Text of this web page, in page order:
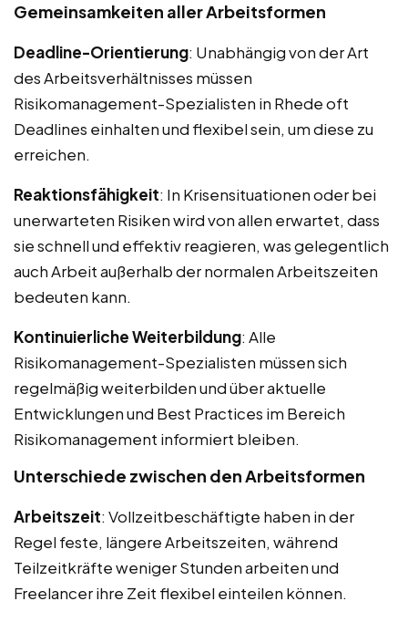
Gemeinsamkeiten aller Arbeitsformen
Deadline-Orientierung: Unabhängig von der Art
des Arbeitsverhältnisses müssen
Risikomanagement-Spezialisten in Rhede oft
Deadlines einhalten und flexibel sein, um diese zu
erreichen.
Reaktionsfähigkeit: In Krisensituationen oder bei
unerwarteten Risiken wird von allen erwartet, dass
sie schnell und effektiv reagieren, was gelegentlich
auch Arbeit außerhalb der normalen Arbeitszeiten
bedeuten kann.
Kontinuierliche Weiterbildung: Alle
Risikomanagement-Spezialisten müssen sich
regelmäßig weiterbilden und über aktuelle
Entwicklungen und Best Practices im Bereich
Risikomanagement informiert bleiben.
Unterschiede zwischen den Arbeitsformen
Arbeitszeit: Vollzeitbeschäftigte haben in der
Regel feste, längere Arbeitszeiten, während
Teilzeitkräfte weniger Stunden arbeiten und
Freelancer ihre Zeit flexibel einteilen können.